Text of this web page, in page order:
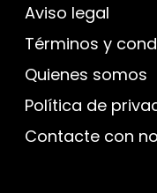
Aviso legal
Términos y
Quienes somos
Política de
Contacte con